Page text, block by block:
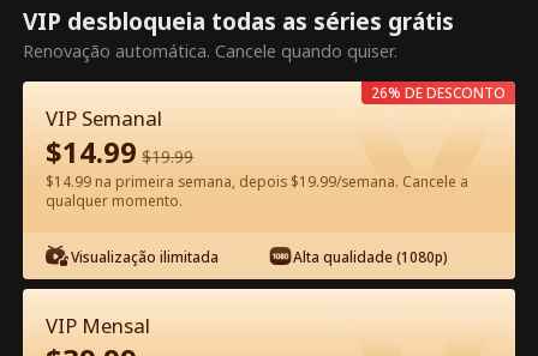
Este episódio é pago. Desbloqueie
para assistir.
60
VIP desbloqueia todas as séries grátis
Renovação automática. Cancele quando quiser.
VIP Semanal
$14.99 $19.99
$14.99 na primeira semana, depois $19.99/semana. Cancele a
qualquer momento.
Visualização ilimitada Alta qualidade (1080p)
26% DE DESCONTO
VIP Mensal